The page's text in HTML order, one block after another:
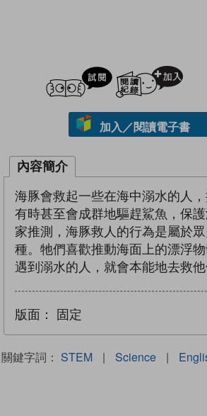
試閲
加入／閱讀電子書
內容簡介
海豚會救起一些在海中溺水的人，
有時甚至會成群地驅趕鯊魚，保
家推測，海豚救人的行為是屬於
種。牠們喜歡推動海面上的漂浮
遇到溺水的人，就會本能地去救他
版面： 固定
關鍵字詞： STEM | Science |